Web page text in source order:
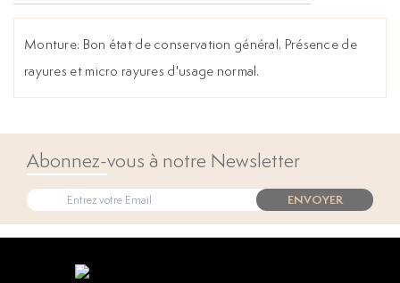
Monture: Bon état de conservation général. Présence de
rayures et micro rayures d'usage normal.
Abonnez-vous à notre Newsletter
ENVOYER